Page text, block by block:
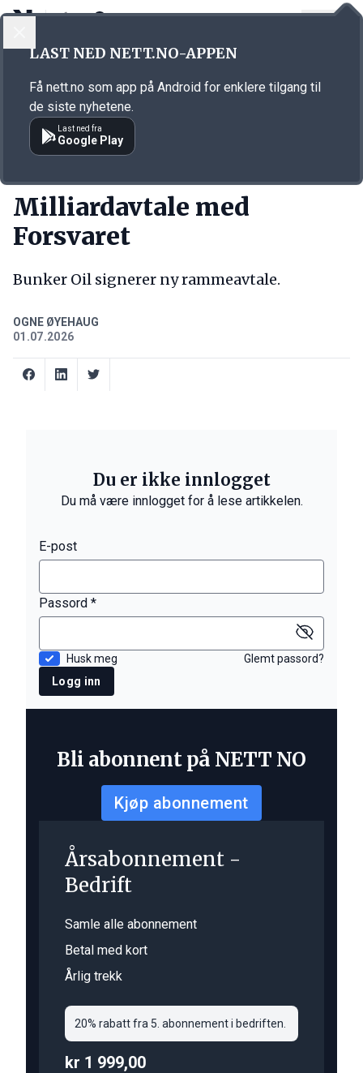
Annonsørinnhold
Milliardavtale med
Forsvaret
Bunker Oil signerer ny rammeavtale.
OGNE ØYEHAUG
01.07.2026
Du er ikke innlogget
Du må være innlogget for å lese artikkelen.
E-post
Passord *
Husk meg
Glemt passord?
Logg inn
Bli abonnent på NETT NO
Kjøp abonnement
Årsabonnement -
Bedrift
Samle alle abonnement
Betal med kort
Årlig trekk
20% rabatt fra 5. abonnement i bedriften.
kr 1 999,00
LAST NED NETT.NO-APPEN
Få nett.no som app på Android for enklere tilgang til
de siste nyhetene.
Last ned fra
Google Play